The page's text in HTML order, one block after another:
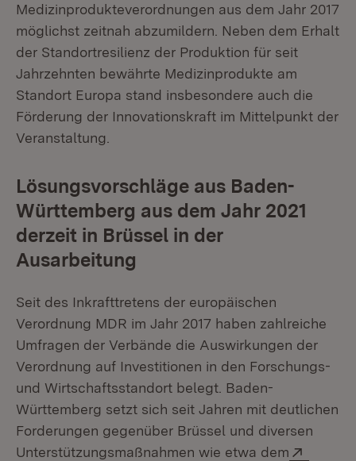
Medizinprodukteverordnungen aus dem Jahr 2017
möglichst zeitnah abzumildern. Neben dem Erhalt
der Standortresilienz der Produktion für seit
Jahrzehnten bewährte Medizinprodukte am
Standort Europa stand insbesondere auch die
Förderung der Innovationskraft im Mittelpunkt der
Veranstaltung.
Lösungsvorschläge aus Baden-
Württemberg aus dem Jahr 2021
derzeit in Brüssel in der
Ausarbeitung
Seit des Inkrafttretens der europäischen
Verordnung MDR im Jahr 2017 haben zahlreiche
Umfragen der Verbände die Auswirkungen der
Verordnung auf Investitionen in den Forschungs-
und Wirtschaftsstandort belegt. Baden-
Württemberg setzt sich seit Jahren mit deutlichen
Forderungen gegenüber Brüssel und diversen
Unterstützungsmaßnahmen wie etwa dem